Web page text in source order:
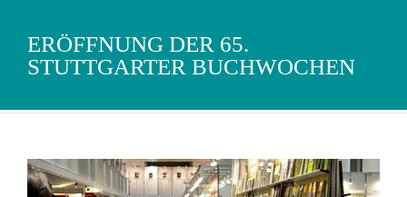
ERÖFFNUNG DER 65.
STUTTGARTER BUCHWOCHEN